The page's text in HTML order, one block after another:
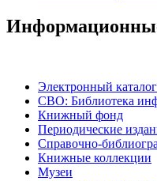
Электронный каталог
СВО: Библиотека
Книжный фонд
Периодические
Справочно-
Книжные коллекции
Музеи